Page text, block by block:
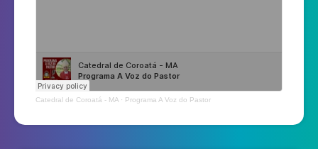
Catedral de Coroatá - MA · Programa A Voz do Pastor